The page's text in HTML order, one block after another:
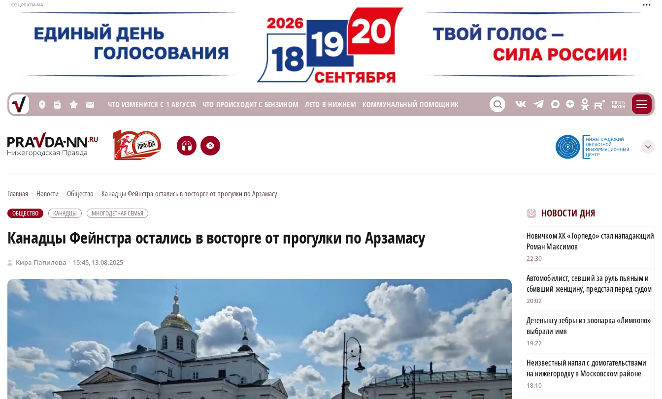
СОЦРЕКЛАМА
L n s M ЧТО ИЗМЕНИТСЯ С 1 АВГУСТА ЧТО ПРОИСХОДИТ С БЕНЗИНОМ ЛЕТО В НИЖНЕМ КОММУНАЛЬНЫЙ ПОМОЩНИК S V T X Z O E m
H e с
Главная • Новости • Общество • Канадцы Фейнстра остались в восторге от прогулки по Арзамасу
ОБЩЕСТВО КАНАДЦЫ МНОГОДЕТНАЯ СЕМЬЯ
Канадцы Фейнстра остались в восторге от прогулки по Арзамасу
Кира Папилова 15:45, 13.08.2025
НОВОСТИ ДНЯ
Новичком ХК «Торпедо» стал нападающий
Роман Максимов
22:30
Автомобилист, севший за руль пьяным и
сбивший женщину, предстал перед судом
20:02
Детенышу зебры из зоопарка «Лимпопо»
выбрали имя
19:22
Неизвестный напал с домогательствами
на нижегородку в Московском районе
18:10